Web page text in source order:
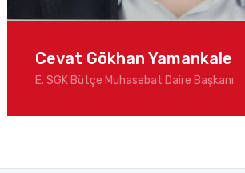
Cevat Gökhan Yamankale
E. SGK Bütçe Muhasebat Daire Başkanı ㅤㅤㅤㅤㅤㅤㅤㅤㅤㅤㅤㅤ